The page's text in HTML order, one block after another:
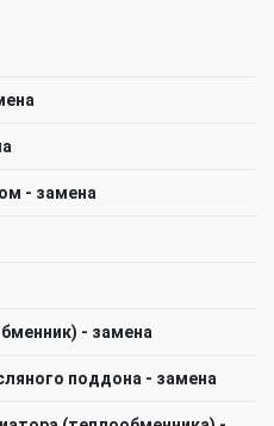
- замена
- замена
поддона - замена